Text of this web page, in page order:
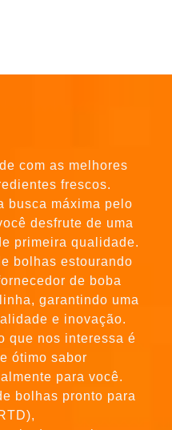
busca máxima pelo
desfrute de uma
primeira qualidade.
bolhas estourando
de boba
garantindo uma
e inovação.
que nos interessa é
ótimo sabor
para você.
bolhas pronto para
das receitas
moderna.